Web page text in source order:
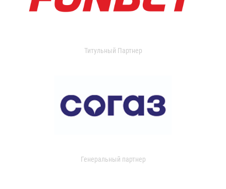
Титульный Партнер
Генеральный партнер